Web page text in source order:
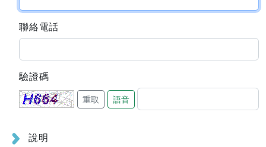
聯絡電話
驗證碼
重取 語音
說明